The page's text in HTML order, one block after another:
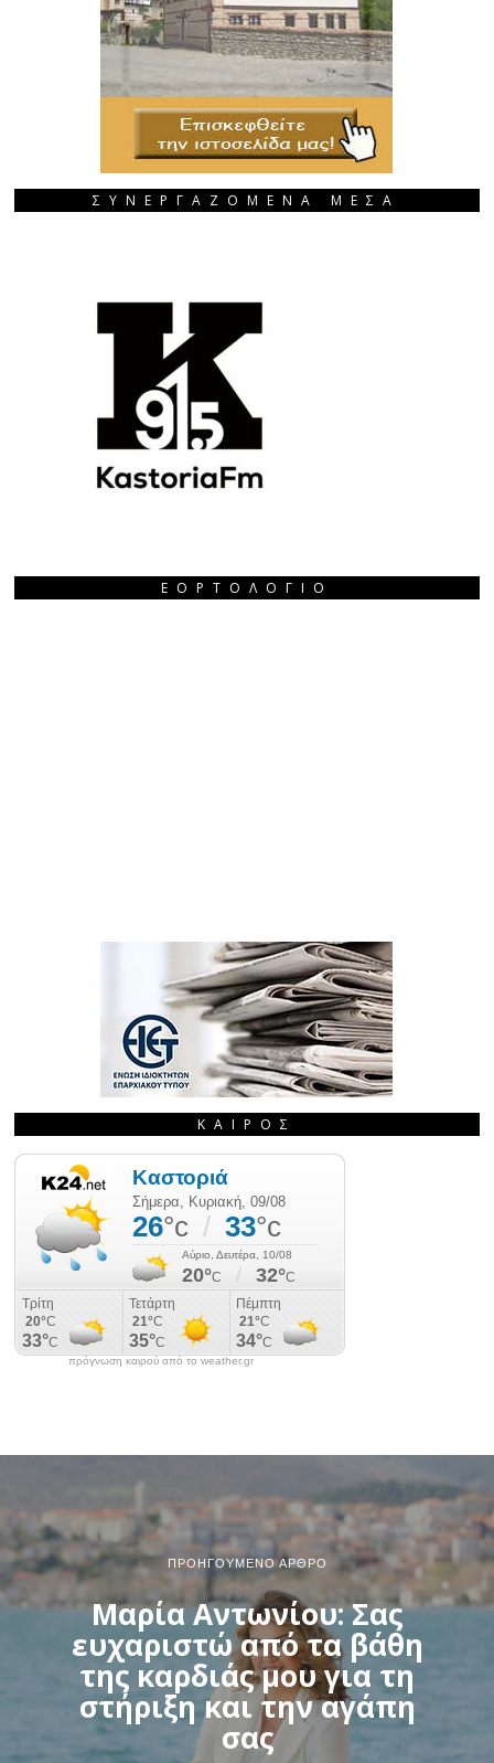
ΣΥΝΕΡΓΑΖΟΜΕΝΑ ΜΕΣΑ
ΕΟΡΤΟΛΌΓΙΟ
ΚΑΙΡΌΣ
πρόγνωση καιρού από το weather.gr
ΠΡΟΗΓΟΎΜΕΝΟ ΆΡΘΡΟ
Μαρία Αντωνίου: Σας
ευχαριστώ από τα βάθη
της καρδιάς μου για τη
στήριξη και την αγάπη
σας